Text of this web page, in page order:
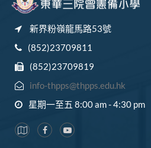
新界粉嶺龍馬路53號
(852)23709811
(852)23709819
info-thpps@thpps.edu.hk
星期一至五 8:00 am - 4:30 pm